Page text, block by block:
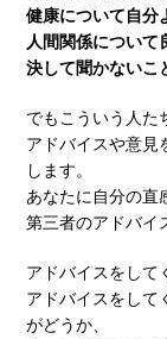
健康について自分
人間関係につい
決して聞かないこ
でもこういう人た
アドバイスや意見
します。
あなたに自分の直
第三者のアドバイ
アドバイスをして
アドバイスをして
がどうか、